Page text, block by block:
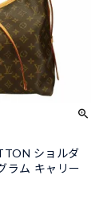
ショルダ
ラム キャリー